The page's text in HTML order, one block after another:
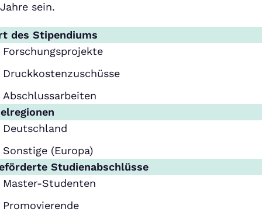
Jahre sein.
des Stipendiums
Forschungsprojekte
Druckkostenzuschüsse
Abschlussarbeiten
Deutschland
Sonstige (Europa)
Studienabschlüsse
Master-Studenten
Promovierende